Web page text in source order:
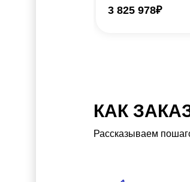
3 825 978₽
КАК
Рассказываем